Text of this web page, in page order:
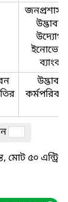
উদ্ভাবনী
উদ্যোগ:
ব্যাংক
উদ্ভাবন
মোট ৫০ এন্ট্রি